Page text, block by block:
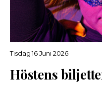
Tisdag 16 Juni 2026
Höstens